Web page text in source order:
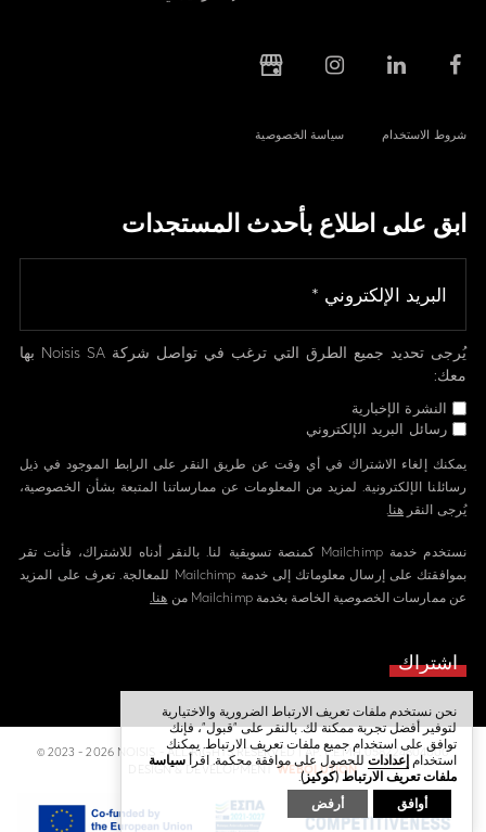
شروط الاستخدام سياسة الخصوصية
ابق على اطلاع بأحدث المستجدات
يُرجى تحديد جميع الطرق التي ترغب في تواصل شركة Noisis SA بها
معك:
النشرة الإخبارية
رسائل البريد الإلكتروني
يمكنك إلغاء الاشتراك في أي وقت عن طريق النقر على الرابط الموجود في ذيل
رسائلنا الإلكترونية. لمزيد من المعلومات عن ممارساتنا المتبعة بشأن الخصوصية،
يُرجى النقرهنا
نستخدم خدمة Mailchimp كمنصة تسويقية لنا. بالنقر أدناه للاشتراك، فأنت تقر
بموافقتك على إرسال معلوماتك إلى خدمة Mailchimp للمعالجة. تعرف على المزيد
عن ممارسات الخصوصية الخاصة بخدمة Mailchimp من
هنا.
© 2023 - 2026 NOISIS - ALL RIGHTS RESERVED | ΑΡ. Γ.Ε.ΜΗ 058224804000
DESIGN & DEVELOPMENTWEBOLUTION
نحن نستخدم ملفات تعريف الارتباط الضرورية والاختيارية
لتوفير أفضل تجربة ممكنة لك. بالنقر على "قبول"، فإنك
توافق على استخدام جميع ملفات تعريف الارتباط. يمكنك
استخدام إعدادات للحصول على موافقة محكمة. اقرأ سياسة
ملفات تعريف الارتباط (كوكيز).
أوافق
أرفض